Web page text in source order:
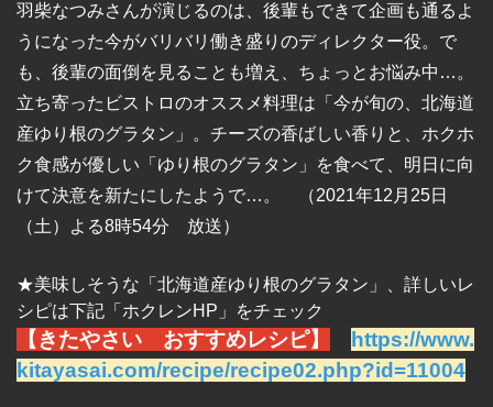
羽柴なつみさんが演じるのは、後輩もできて企画も通るよ
うになった今がバリバリ働き盛りのディレクター役。で
も、後輩の面倒を見ることも増え、ちょっとお悩み中…。
立ち寄ったビストロのオススメ料理は「今が旬の、北海道
産ゆり根のグラタン」。 チーズの香ばしい香りと、ホクホ
ク食感が優しい「ゆり根のグラタン」を食べて、明日に向
けて決意を新たにしたようで…。
（2021年12月25日
（土）よる8時54分　放送）
★美味しそうな「北海道産ゆり根のグラタン」、詳しいレ
シ ピは下記「ホクレンHP」をチェック
【きたやさい　おすすめレシピ】
https://www.
kitayasai.com/recipe/recipe02.php?id=11004